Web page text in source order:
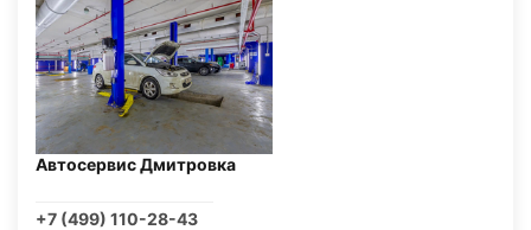
Автосервис Дмитровка
+7 (499) 110-28-43